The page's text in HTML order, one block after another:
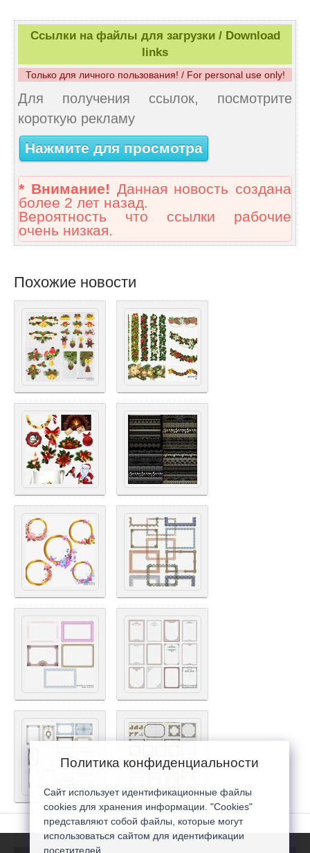
Ссылки на файлы для загрузки / Download
links
Только для личного пользования! / For personal use only!
Для получения ссылок, посмотрите
короткую рекламу
Нажмите для просмотра
* Внимание! Данная новость создана
более 2 лет назад.
Вероятность что ссылки рабочие
очень низкая.
Похожие новости
Политика конфиденциальности
Сайт использует идентификационные файлы
cookies для хранения информации. "Cookies"
представляют собой файлы, которые могут
использоваться сайтом для идентификации
посетителей...